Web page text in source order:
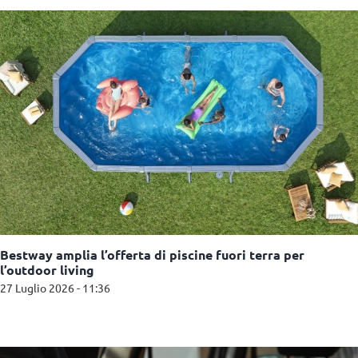
Bestway amplia l’offerta di piscine fuori terra per
l’outdoor living
27 Luglio 2026 - 11:36